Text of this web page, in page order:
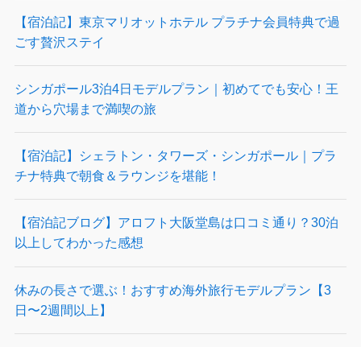
【宿泊記】東京マリオットホテル プラチナ会員特典で過
ごす贅沢ステイ
シンガポール3泊4日モデルプラン｜初めてでも安心！王
道から穴場まで満喫の旅
【宿泊記】シェラトン・タワーズ・シンガポール｜プラ
チナ特典で朝食＆ラウンジを堪能！
【宿泊記ブログ】アロフト大阪堂島は口コミ通り？30泊
以上してわかった感想
休みの長さで選ぶ！おすすめ海外旅行モデルプラン【3
日〜2週間以上】